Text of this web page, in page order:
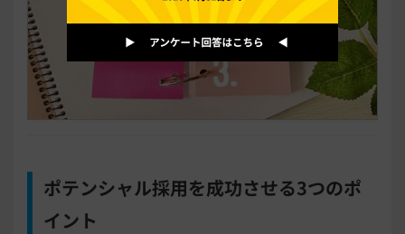
ポテンシャル採用を成功させる3つのポ
イント